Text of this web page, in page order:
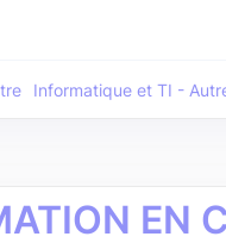
Informatique et TI -
EN